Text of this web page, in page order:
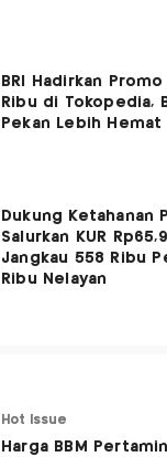
BRI Hadirkan Promo
Ribu di Tokopedia,
Pekan Lebih Hemat
Dukung Ketahanan
Salurkan KUR
Jangkau 558 Ribu
Ribu Nelayan
Hot Issue
Harga BBM